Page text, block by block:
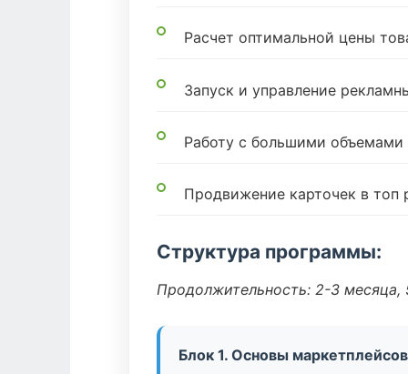
Расчет оптимальной цены
Запуск и управление
Работу с большими
Продвижение карточек в топ
Структура программы:
Продолжительность: 2-3 месяца,
Блок 1. Основы